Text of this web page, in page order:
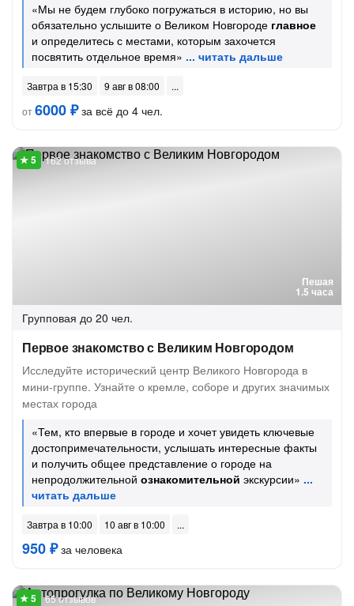
«Мы не будем глубоко погружаться в историю, но вы
обязательно услышите о Великом Новгороде главное
и определитесь с местами, которым захочется
посвятить отдельное время»
Завтра в 15:30
9 авг в 08:00
от6000 ₽за всё до 4 чел.
Пешая
1.5 часа
162 отзыва
Групповая до 20 чел.
Первое знакомство с Великим Новгородом
Исследуйте исторический центр Великого Новгорода в
мини-группе. Узнайте о кремле, соборе и других значимых
местах города
«Тем, кто впервые в городе и хочет увидеть ключевые
достопримечательности, услышать интересные факты
и получить общее представление о городе на
непродолжительной ознакомительной экскурсии»
Завтра в 10:00 10 авг в 10:00
950 ₽за человека
65 отзывов